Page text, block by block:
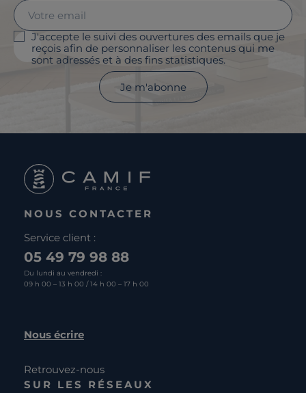
J'accepte le suivi des ouvertures des emails que je
reçois afin de personnaliser les contenus qui me
sont adressés et à des fins statistiques.
Je m'abonne
NOUS CONTACTER
Service client :
05 49 79 98 88
Du lundi au vendredi :
09 h 00 – 13 h 00 / 14 h 00 – 17 h 00
Nous écrire
Retrouvez-nous
SUR LES RÉSEAUX